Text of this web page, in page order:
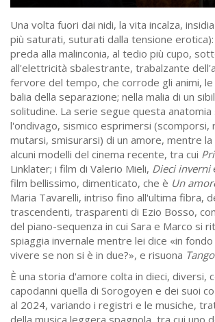
Una volta fuori dai nidi, la vita incalza,
più saturati, suturati dalla tensione
preda alla malinconia, al tedio più cupo,
all'elettricità sbalestrante, trabalzante
fervore del tempo, che corrode gli animi, le
balia della separazione; nella malia di un
solitudine. La serie segue questa
l'ondivago, sismico esprimersi (scomporsi,
mutarsi, smisurarsi) di un amore, mentre
alcuni modelli del cinema recente, tra cui
Linklater; i film di Valerio Mieli, Dieci inverni
film bellissimo, dimenticato, che è Un
Maria Tavarelli, intriso fino all'ultima fibra,
trascendenti, trasparenti di Ezio Bosso,
del piano-sequenza in cui Sara e Marco si
spiaggia invernale mentre lei dice «in
vivere se non si è in due?», e risuona
È una storia d'amore colta in dieci, diversi,
capodanni quella di Sorogoyen e dei suoi
al 2024, variando i registri e le musiche,